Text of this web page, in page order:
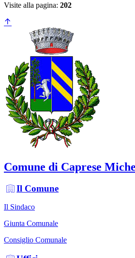
Visite alla pagina: 202
Comune di Caprese
Il Comune
Il Sindaco
Giunta Comunale
Consiglio Comunale